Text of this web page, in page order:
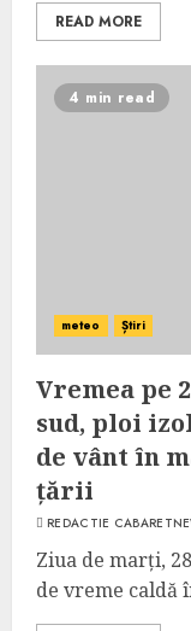
READ MORE
4 min read
meteo Știri
Vremea pe
sud, ploi
de vânt în
țării
REDACTIE
Ziua de marți,
de vreme caldă